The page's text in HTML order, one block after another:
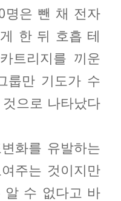
명은 뺀 채 전자
한 뒤 호흡 테
트리지를 끼운
룹만 기도가 수
으로 나타났다
화를 유발하는
주는 것이지만
알 수 없다고 바